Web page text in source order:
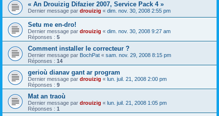
« An Drouizig Difazier 2007, Service Pack 4 »
Dernier message par drouizig « dim. nov. 30, 2008 2:55 pm
Setu me en-dro!
Dernier message par drouizig « dim. nov. 30, 2008 9:27 am
Réponses : 5
Comment installer le correcteur ?
Dernier message par BochPat « sam. nov. 29, 2008 8:15 pm
Réponses : 14
gerioù dianav gant ar program
Dernier message par drouizig « lun. juil. 21, 2008 2:00 pm
Réponses : 9
Mat an traoù
Dernier message par drouizig « lun. juil. 21, 2008 1:05 pm
Réponses : 1